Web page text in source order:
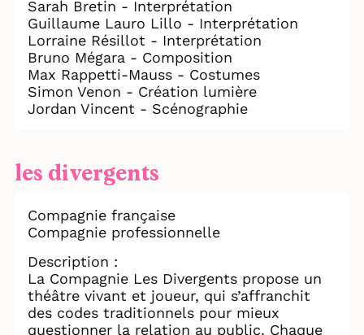
Sarah Bretin - Interprétation
Guillaume Lauro Lillo - Interprétation
Lorraine Résillot - Interprétation
Bruno Mégara - Composition
Max Rappetti-Mauss - Costumes
Simon Venon - Création lumière
Jordan Vincent - Scénographie
les divergents
Compagnie française
Compagnie professionnelle
Description :
La Compagnie Les Divergents propose un
théâtre vivant et joueur, qui s’affranchit
des codes traditionnels pour mieux
questionner la relation au public. Chaque